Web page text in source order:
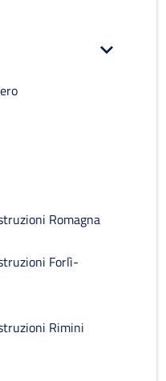
Romagna
Forlì-
Rimini